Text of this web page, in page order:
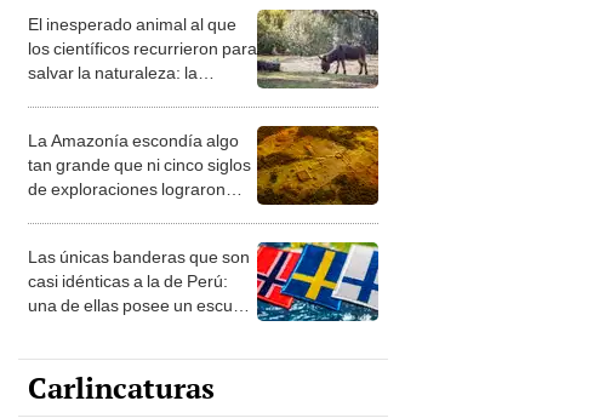
El inesperado animal al que
los científicos recurrieron para
salvar la naturaleza: la
desierto en un paisaje con
más vida
La Amazonía escondía algo
tan grande que ni cinco siglos
de exploraciones lograron
sabía sobre su pasado
Las únicas banderas que son
casi idénticas a la de Perú:
una de ellas posee un escudo
Carlincaturas